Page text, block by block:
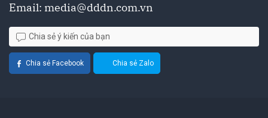
Email: media@dddn.com.vn
Chia sẻ ý kiến của bạn
Chia sẻ Facebook Chia sẻ Zalo